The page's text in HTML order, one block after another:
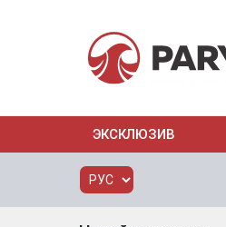
ЭКСКЛЮЗИВ